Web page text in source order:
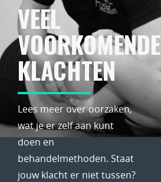
VEEL
VOORKOMENDE
KLACHTEN
Lees meer over oorzaken,
wat je er zelf aan kunt
doen en
behandelmethoden. Staat
jouw klacht er niet tussen?